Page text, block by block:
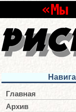
«Мы
Главная
Архив